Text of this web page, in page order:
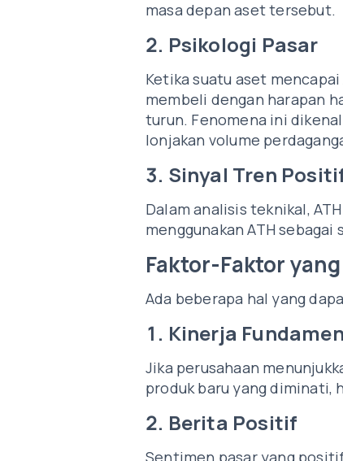
masa depan aset tersebut.
2. Psikologi Pasar
Ketika suatu aset
membeli dengan harapan
turun. Fenomena ini
lonjakan volume
3. Sinyal Tren
Dalam analisis teknikal,
menggunakan ATH
Faktor-Faktor
Ada beberapa hal yang
1. Kinerja
Jika perusahaan
produk baru yang diminati,
2. Berita Positif
Sentimen pasar yang